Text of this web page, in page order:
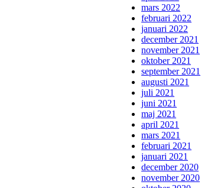
mars 2022
februari 2022
januari 2022
december 2021
november 2021
oktober 2021
september 2021
augusti 2021
juli 2021
juni 2021
maj 2021
april 2021
mars 2021
februari 2021
januari 2021
december 2020
november 2020